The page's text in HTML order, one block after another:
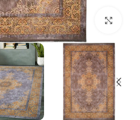
بزرگنمایی تصویر